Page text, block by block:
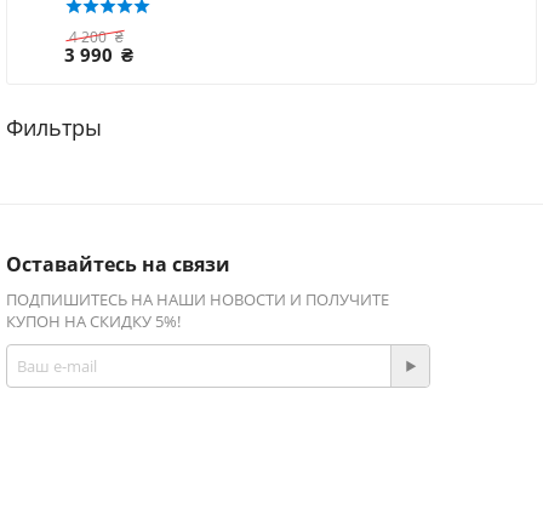
4 200 ₴
3 990 ₴
Оставайтесь на связи
ПОДПИШИТЕСЬ НА НАШИ НОВОСТИ И ПОЛУЧИТЕ
КУПОН НА СКИДКУ 5%!